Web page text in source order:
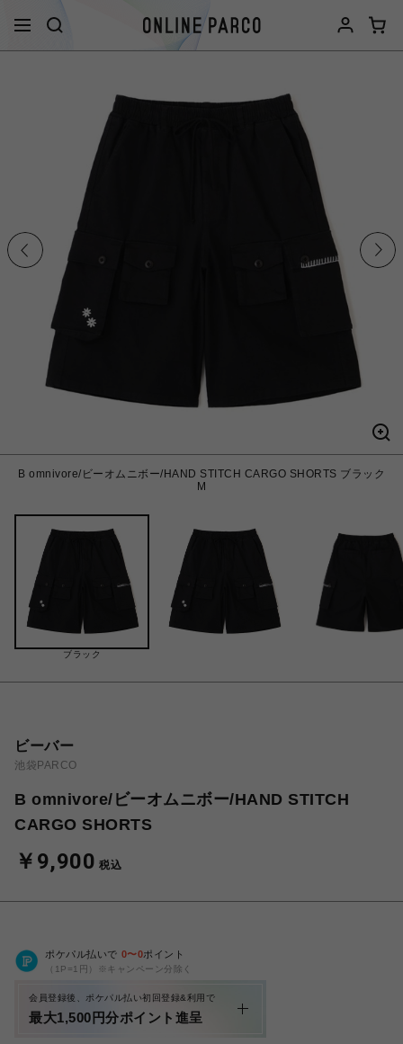
B omnivore/ビーオムニボー/HAND STITCH CARGO SHORTS ブラック
M
ブラック
ビーバー
池袋PARCO
B omnivore/ビーオムニボー/HAND STITCH
CARGO SHORTS
￥9,900 税込
ポケパル払いで 0〜0ポイント
（1P=1円）※キャンペーン分除く
会員登録後、ポケパル払い初回登録&利用で
最大1,500円分ポイント進呈